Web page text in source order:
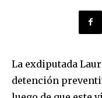
La exdiputada
detención